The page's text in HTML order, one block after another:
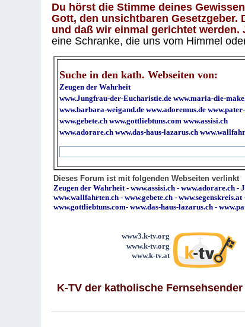
Du hörst die Stimme deines
Gott, den unsichtbaren
und daß wir einmal gerichtet werden.
eine Schranke, die uns vom Himmel
Suche in den kath. Webseiten von:
Zeugen der Wahrheit
www.Jungfrau-der-Eucharistie.de www.maria-die-
www.barbara-weigand.de www.adoremus.de
www.gebete.ch www.gottliebtuns.com www.assisi.ch
www.adorare.ch www.das-haus-lazarus.ch
Dieses Forum ist mit folgenden Webseiten verlinkt
Zeugen der Wahrheit-www.assisi.ch -www.adorare.ch -
www.wallfahrten.ch -www.gebete.ch -www.segenskreis.at
www.gottliebtuns.com-www.das-haus-lazarus.ch -
www3.k-tv.org
www.k-tv.org
www.k-tv.at
K-TV der katholische Fernsehsender